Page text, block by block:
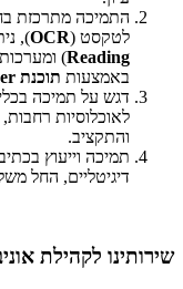
התמיכה מתרכזת
לטקסט (OCR
),
Reading) ומערכות
באמצעות תוכנת Whisper
דגש על תמיכה
לאוכלוסיות
והתקציב.
תמיכה וייעוץ
דיגיטליים, החל
שירותינו לקהילת